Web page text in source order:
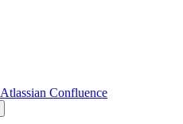
Atlassian Confluence